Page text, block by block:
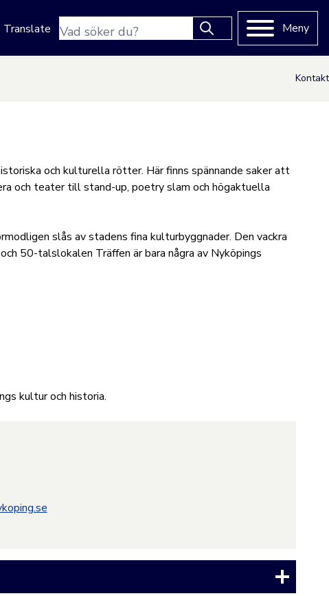
Translate
Sökfras
Meny
Kontakt
och kulturella rötter. Här finns spännande saker att
och teater till stand-up, poetry slam och högaktuella
slås av stadens fina kulturbyggnader. Den vackra
50-talslokalen Träffen är bara några av Nyköpings
kultur och historia.